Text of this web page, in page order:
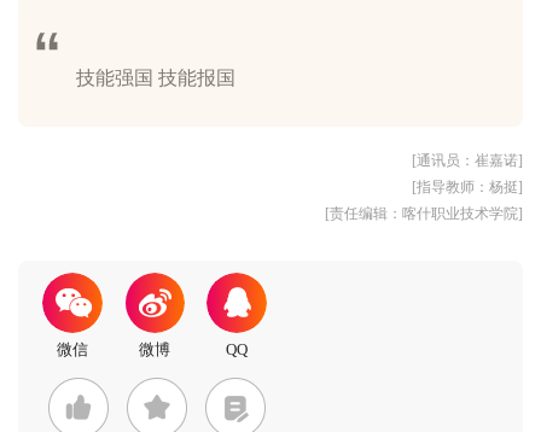
[通讯员：崔嘉诺]
[指导教师：杨挺]
[责任编辑：喀什职业技术学院]